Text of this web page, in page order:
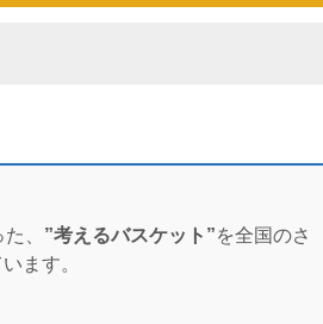
、 ”考えるバスケット”を全国のさ
ます。